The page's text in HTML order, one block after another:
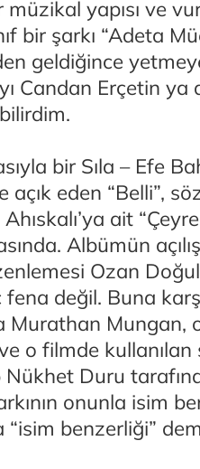
yapısı ve
bir şarkı “Adeta
geldiğince
Candan Erçetin ya
bir Sıla – Efe
eden “Belli”,
ait
Albümün
Ozan
fena değil. Buna
Murathan Mungan,
ve o filmde
Duru
onunla isim
benzerliği”